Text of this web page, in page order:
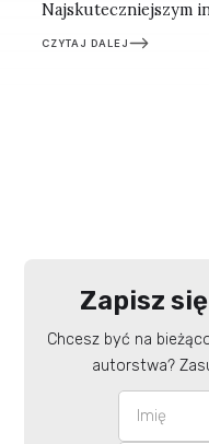
Najskuteczniejszym
egoizmy. Refleksje
CZYTAJ DALEJ
Zapisz
Chcesz być na
autorstwa?